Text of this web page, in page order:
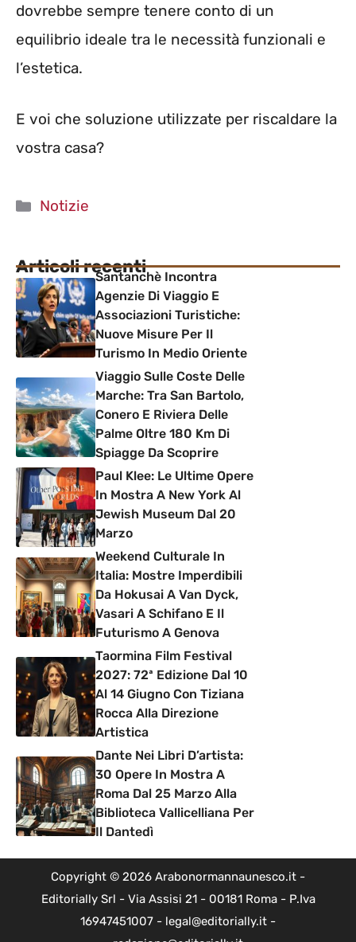
dovrebbe sempre tenere conto di un
equilibrio ideale tra le necessità funzionali e
l’estetica.
E voi che soluzione utilizzate per riscaldare la
vostra casa?
Categorie
Notizie
Articoli recentiSantanchè Incontra
Agenzie Di Viaggio E
Associazioni Turistiche:
Nuove Misure Per Il
Turismo In Medio Oriente
Viaggio Sulle Coste Delle
Marche: Tra San Bartolo,
Conero E Riviera Delle
Palme Oltre 180 Km Di
Spiagge Da Scoprire
Paul Klee: Le Ultime Opere
In Mostra A New York Al
Jewish Museum Dal 20
Marzo
Weekend Culturale In
Italia: Mostre Imperdibili
Da Hokusai A Van Dyck,
Vasari A Schifano E Il
Futurismo A Genova
Taormina Film Festival
2027: 72ª Edizione Dal 10
Al 14 Giugno Con Tiziana
Rocca Alla Direzione
Artistica
Dante Nei Libri D’artista:
30 Opere In Mostra A
Roma Dal 25 Marzo Alla
Biblioteca Vallicelliana Per
Il Dantedì
Copyright © 2026 Arabonormannaunesco.it -
Editorially Srl - Via Assisi 21 - 00181 Roma - P.Iva
16947451007 - legal@editorially.it -